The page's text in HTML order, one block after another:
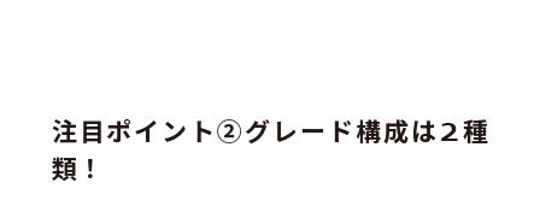
注目ポイント②グレード構成は2種
類！